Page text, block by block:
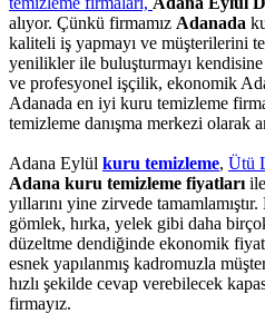
alıyor. Çünkü firmamız Adanada
kaliteli iş yapmayı ve müşterilerini
yenilikler ile buluşturmayı
ve profesyonel işçilik, ekonomik
Adanada en iyi kuru temizleme
temizleme danışma merkezi olarak
Adana Eylül kuru temizleme, Ütü
Adana kuru temizleme fiyatları
yıllarını yine zirvede
gömlek, hırka, yelek gibi daha
düzeltme dendiğinde ekonomik
esnek yapılanmış kadromuzla
hızlı şekilde cevap verebilecek
firmayız.